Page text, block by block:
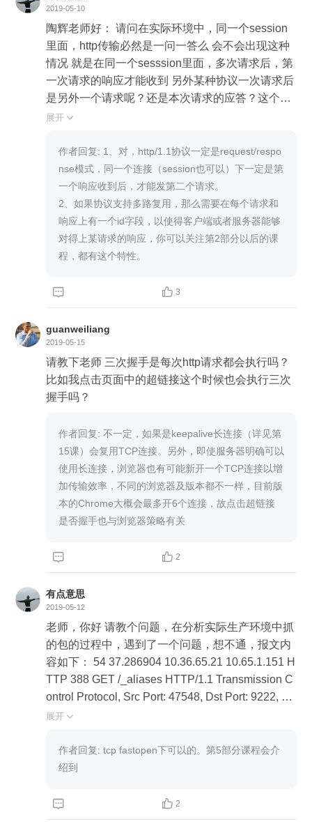
2019-05-10
陶辉老师好： 请问在实际环境中，同一个session
里面，http传输必然是一问一答么 会不会出现这种
情况 就是在同一个sesssion里面，多次请求后，第
一次请求的响应才能收到 另外某种协议一次请求后
是另外一个请求呢？还是本次请求的应答？这个是
由什么决定的
展开 
作者回复: 1、对，http/1.1协议一定是request/respo
nse模式，同一个连接（session也可以）下一定是第
一个响应收到后，才能发第二个请求。
2、如果协议支持多路复用，那么需要在每个请求和
响应上有一个id字段，以使得客户端或者服务器能够
对得上某请求的响应，你可以关注第2部分以后的课
  3
guanweiliang
2019-05-15
请教下老师 三次握手是每次http请求都会执行吗？
比如我点击页面中的超链接这个时候也会执行三次
握手吗？
作者回复: 不一定，如果是keepalive长连接（详见第
15课）会复用TCP连接。另外，即使服务器明确可以
使用长连接，浏览器也有可能新开一个TCP连接以增
加传输效率，不同的浏览器及版本都不一样，目前版
本的Chrome大概会最多开6个连接，故点击超链接
是否握手也与浏览器策略有关
  2
有点意思
2019-05-12
老师，你好 请教个问题，在分析实际生产环境中抓
的包的过程中，遇到了一个问题，想不通，报文内
容如下： 54 37.286904 10.36.65.21 10.65.1.151 H
TTP 388 GET /_aliases HTTP/1.1 Transmission C
ontrol Protocol, Src Port: 47548, Dst Port: 9222, Se
q: 1, Ack: 1, Len: 318 Source Port: 47548 Destinati
n: 318] Sequence number: 1 (relative sequence nu
mber) [Next sequence number: 319 (relative seque
ack number) 1000 .... = Header Length: 32 bytes
展开 
作者回复: tcp fastopen下可以的。第5部分课程会介
绍到
  2